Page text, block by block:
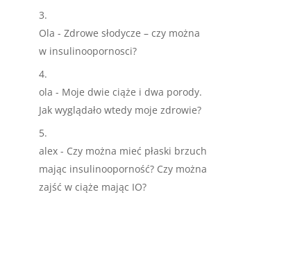
Ola - Zdrowe słodycze – czy można
w insulinoopornosci?
ola - Moje dwie ciąże i dwa porody.
Jak wyglądało wtedy moje zdrowie?
alex- Czy można mieć płaski brzuch
mając insulinooporność? Czy można
zajść w ciąże mając IO?